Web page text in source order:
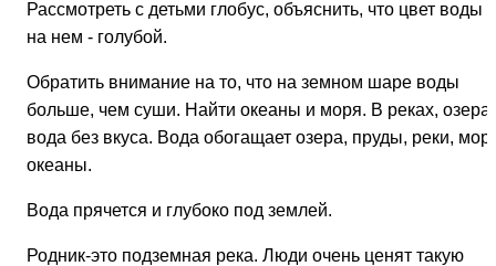
Рассмотреть с детьми глобус, объяснить, что цвет воды
на нем - голубой.
Обратить внимание на то, что на земном шаре воды
больше, чем суши. Найти океаны и моря. В реках,
вода без вкуса. Вода обогащает озера, пруды, реки,
океаны.
Вода прячется и глубоко под землей.
Родник-это подземная река. Люди очень ценят такую